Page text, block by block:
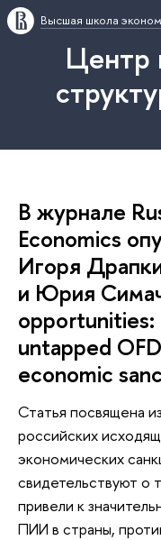
Высшая школа
Центр
В журнале
Economics
Игоря
и Юрия
opportunities:
untapped
economic
Статья посвящена
российских
экономических
свидетельствуют о
привели к
ПИИ в страны,